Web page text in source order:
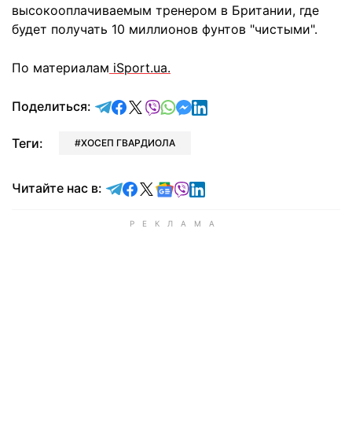
высокооплачиваемым тренером в Британии, где
будет получать 10 миллионов фунтов "чистыми".
По материалам iSport.ua.
Поделиться: отправить в Telegram
поделиться в Facebook
поделиться в X
отправить в Viber
отправить в Whatsapp
отправить в Messenger
отправить в LinkedIn
Теги: ХОСЕП ГВАРДИОЛА
Читайте нас в: Читайте в Telegram
Читайте в Facebook
Читайте в X
Читайте в Google news
Читайте в Viber
Читайте в LinkedIn